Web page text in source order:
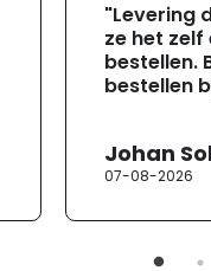
"Levering
ze het
bestellen.
bestellen
Johan
07-08-2026